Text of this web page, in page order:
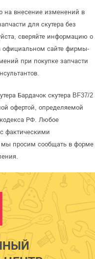
на внесение изменений в
для скутера без
сверяйте информацию о
официальном сайте фирмы-
при покупке запчасти
Бардачок скутера BF37/2
офертой, определяемой
РФ. Любое
фактическими
мы просим сообщать в форме